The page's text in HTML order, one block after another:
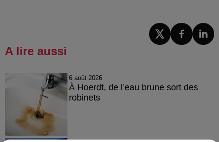
A lire aussi
6 août 2026
À Hoerdt, de l’eau brune sort des
robinets